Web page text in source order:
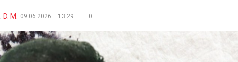
D. M. 09.06.2026. 13:29 0